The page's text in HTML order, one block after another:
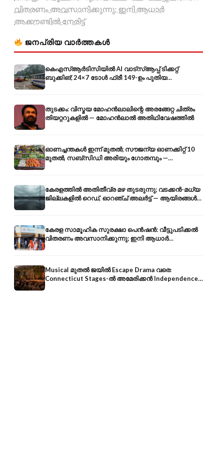
വിതരണം അവസാനിക്കുന്നു; ഇനി ആധാർ
അക്കൗണ്ടിൽ നേരിട്ട്
ജനപ്രിയ വാർത്തകൾ
കെഎസ്ആർടിസിയിൽ AI വാട്സ്ആപ്പ് ടിക്കറ്റ്
ബുക്കിങ്; 24×7 ടോൾ ഫ്രീ 149-ഉം പുതിയ
കൊറിയറും
തുടക്കം: വിസ്മയ മോഹൻലാലിന്റെ അരങ്ങേറ്റ ചിത്രം
തിയറ്ററുകളിൽ — മോഹൻലാൽ അതിഥിവേഷത്തിൽ
ഓണച്ചന്തകൾ ഇന്ന് മുതൽ; സൗജന്യ ഓണക്കിറ്റ് 10
മുതൽ, സബ്സിഡി അരിയും ഗോതമ്പും —
വിലക്കയറ്റത്തിന് കടിഞ്ഞാൺ
കേരളത്തിൽ അതിതീവ്ര മഴ തുടരുന്നു; വടക്കൻ-മധ്യ
ജില്ലകളിൽ റെഡ്, ഓറഞ്ച് അലർട്ട് — ആയിരങ്ങൾ
ക്യാമ്പുകളിൽ
കേരള സാമൂഹിക സുരക്ഷാ പെൻഷൻ: വീട്ടുപടിക്കൽ
വിതരണം അവസാനിക്കുന്നു; ഇനി ആധാർ
അക്കൗണ്ടിൽ നേരിട്ട്
Musical മുതൽ ജയിൽ Escape Drama വരെ:
Connecticut Stages-ൽ അമേരിക്കൻ Independence-
ന്റെ 250-ആം വാർഷികം